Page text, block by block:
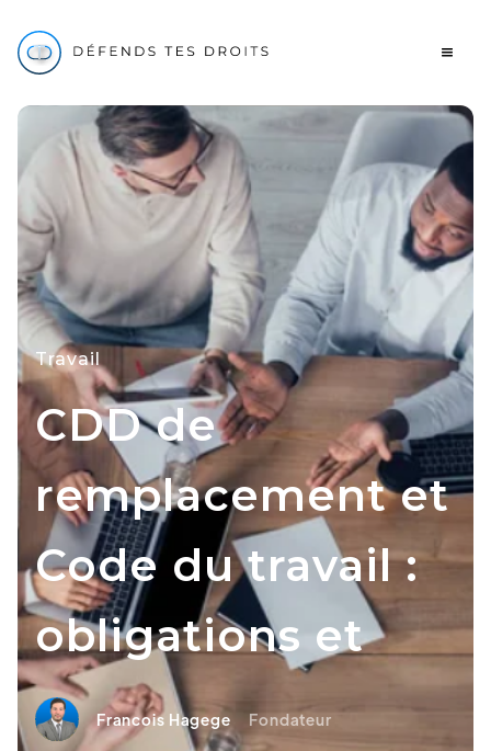
Travail
CDD de
remplacement et
Code du travail :
obligations et
Francois Hagege Fondateur